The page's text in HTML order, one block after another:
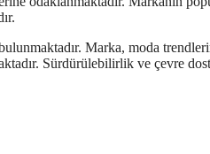
Marka, moda
Sürdürülebilirlik ve çevre